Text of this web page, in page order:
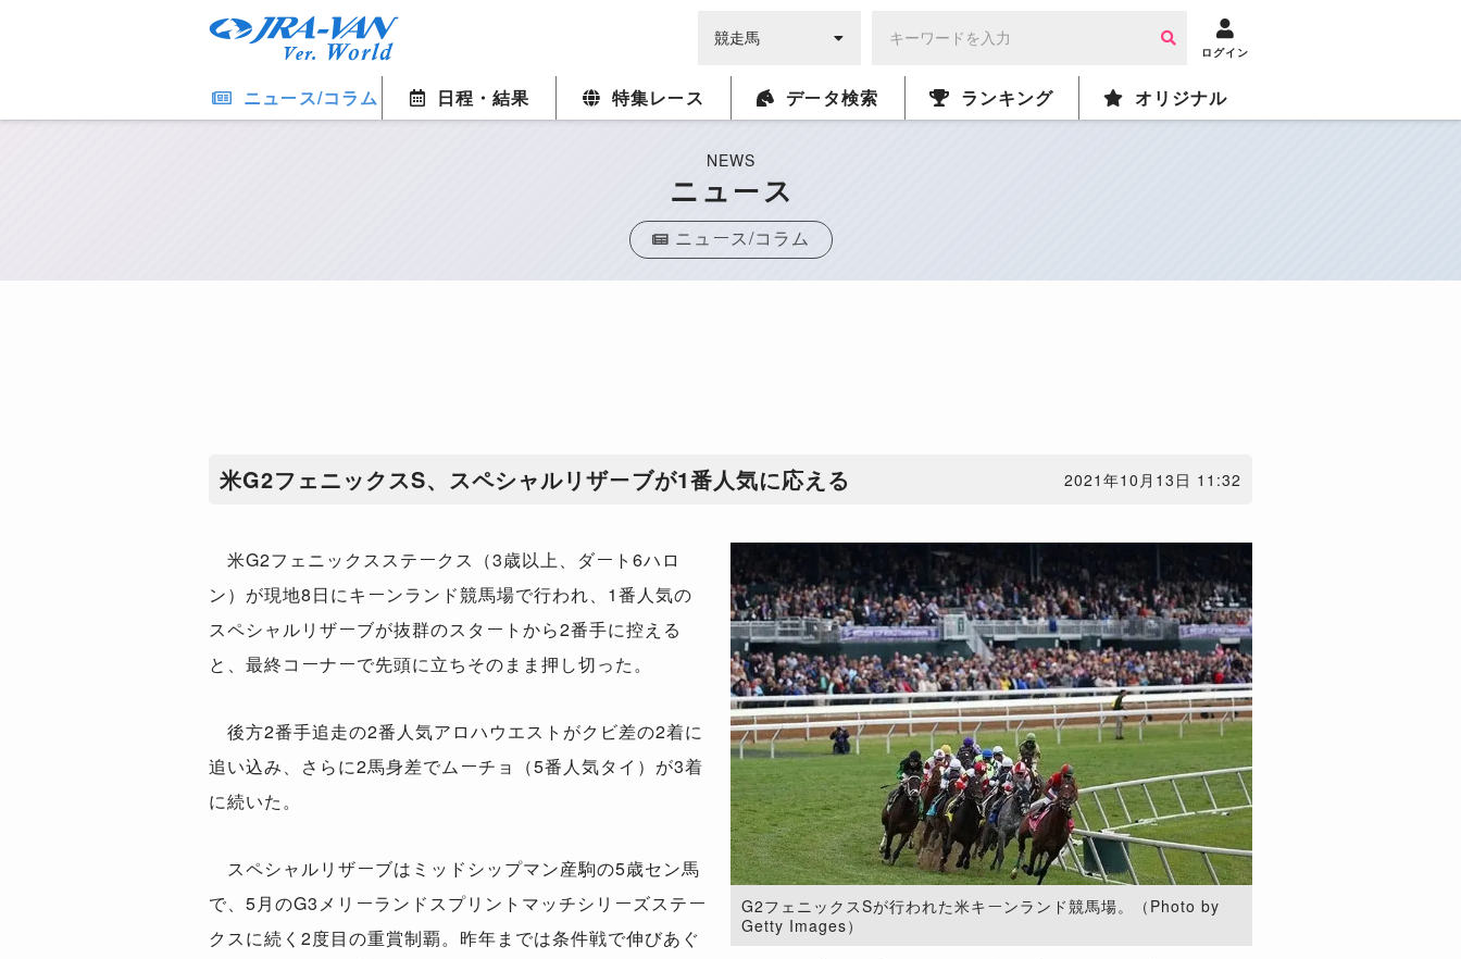
ログイン
ニュース/コラム 日程・結果 特集レース データ検索 ランキング オリジナル
NEWS
ニュース
ニュース/コラム
米G2フェニックスS、スペシャルリザーブが1番人気に応える 2021年10月13日 11:32
G2フェニックスSが行われた米キーンランド競馬場。（Photo by
Getty Images）
米G2フェニックスステークス（3歳以上、ダート6ハロ
ン）が現地8日にキーンランド競馬場で行われ、1番人気の
スペシャルリザーブが抜群のスタートから2番手に控える
と、最終コーナーで先頭に立ちそのまま押し切った。
後方2番手追走の2番人気アロハウエストがクビ差の2着に
追い込み、さらに2馬身差でムーチョ（5番人気タイ）が3着
に続いた。
スペシャルリザーブはミッドシップマン産駒の5歳セン馬
で、5月のG3メリーランドスプリントマッチシリーズステー
クスに続く2度目の重賞制覇。昨年までは条件戦で伸びあぐ